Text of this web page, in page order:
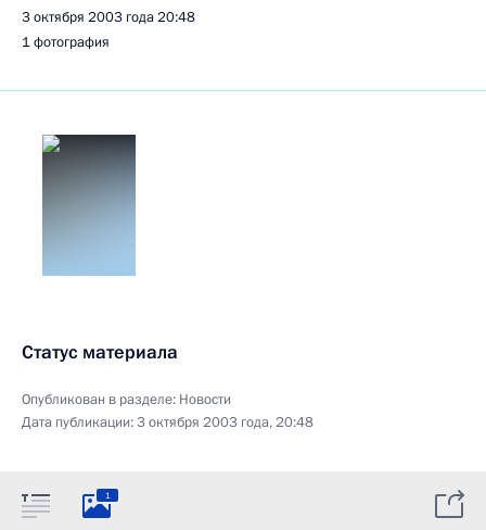
3 октября 2003 года20:48
1 фотография
Статус материала
Опубликован в разделе: Новости
Дата публикации:3 октября 2003 года, 20:48
1